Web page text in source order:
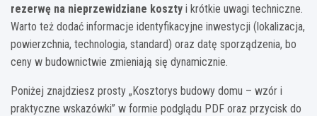
rezerwę na nieprzewidziane koszty i krótkie uwagi techniczne.
Warto też dodać informacje identyfikacyjne inwestycji (lokalizacja,
powierzchnia, technologia, standard) oraz datę sporządzenia, bo
ceny w budownictwie zmieniają się dynamicznie.
Poniżej znajdziesz prosty „Kosztorys budowy domu – wzór i
praktyczne wskazówki” w formie podglądu PDF oraz przycisk do